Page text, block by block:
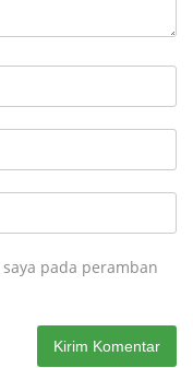
pada peramban